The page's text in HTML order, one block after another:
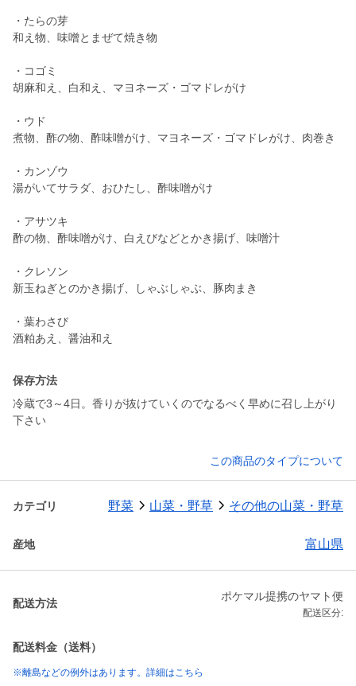
・たらの芽
和え物、味噌とまぜて焼き物
・コゴミ
胡麻和え、白和え、マヨネーズ・ゴマドレがけ
・ウド
煮物、酢の物、酢味噌がけ、マヨネーズ・ゴマドレがけ、肉巻き
・カンゾウ
湯がいてサラダ、おひたし、酢味噌がけ
・アサツキ
酢の物、酢味噌がけ、白えびなどとかき揚げ、味噌汁
・クレソン
新玉ねぎとのかき揚げ、しゃぶしゃぶ、豚肉まき
・葉わさび
酒粕あえ、醤油和え
保存方法
冷蔵で3～4日。香りが抜けていくのでなるべく早めに召し上がり
下さい
この商品のタイプについて
カテゴリ 野菜 山菜・野草 その他の山菜・野草
産地 富山県
配送方法
ポケマル提携のヤマト便
配送区分:
配送料金（送料）
※離島などの例外はあります。詳細はこちら